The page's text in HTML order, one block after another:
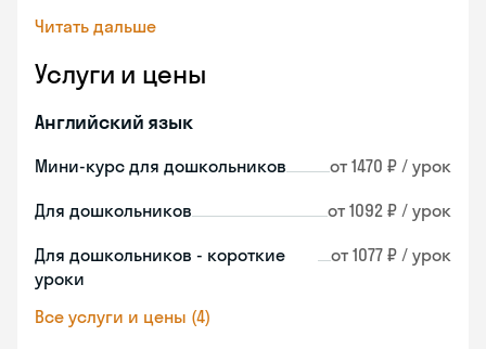
Читать дальше
Услуги и цены
Английский язык
Мини-курс для дошкольников от 1470 ₽ / урок
Для дошкольников от 1092 ₽ / урок
Для дошкольников - короткие
уроки
от 1077 ₽ / урок
Все услуги и цены (4)